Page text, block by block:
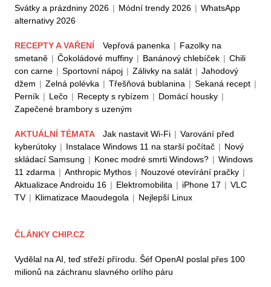
Svátky a prázdniny 2026 | Módní trendy 2026 | WhatsApp
alternativy 2026
RECEPTY A VAŘENÍ Vepřová panenka | Fazolky na
smetaně | Čokoládové muffiny | Banánový chlebíček | Chili
con carne | Sportovní nápoj | Zálivky na salát | Jahodový
džem | Zelná polévka | Třešňová bublanina | Sekaná recept |
Perník | Lečo | Recepty s rybízem | Domácí housky |
Zapečené brambory s uzeným
AKTUÁLNÍ TÉMATA Jak nastavit Wi-Fi | Varování před
kyberútoky | Instalace Windows 11 na starší počítač | Nový
skládací Samsung | Konec modré smrti Windows? | Windows
11 zdarma | Anthropic Mythos | Nouzové otevírání pračky |
Aktualizace Androidu 16 | Elektromobilita | iPhone 17 | VLC
TV | Klimatizace Maoudegola | Nejlepší Linux
ČLÁNKY CHIP.CZ
Vydělal na AI, teď střeží přírodu. Šéf OpenAI poslal přes 100
milionů na záchranu slavného orlího páru